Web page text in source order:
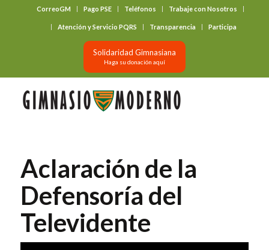
CorreoGM Pago PSE Teléfonos Trabaje con Nosotros
Atención y Servicio PQRS Transparencia Participa
Solidaridad Gimnasiana
Haga su donación aquí
Aclaración de la
Defensoría del
Televidente